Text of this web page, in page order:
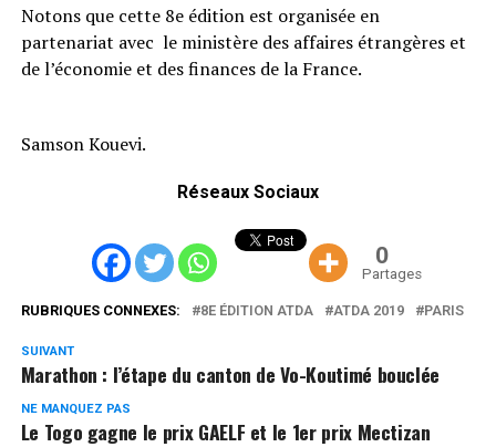
Notons que cette 8e édition est organisée en
partenariat avec le ministère des affaires étrangères et
de l’économie et des finances de la France.
Samson Kouevi.
Réseaux Sociaux
0
Partages
RUBRIQUES CONNEXES: 8E ÉDITION ATDA ATDA 2019 PARIS
SUIVANT
Marathon : l’étape du canton de Vo-Koutimé bouclée
NE MANQUEZ PAS
Le Togo gagne le prix GAELF et le 1er prix Mectizan